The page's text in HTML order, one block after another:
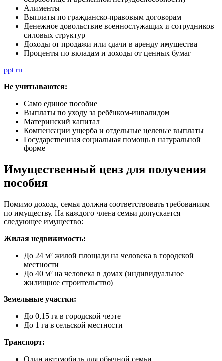
Алименты
Выплаты по гражданско-правовым договорам
Денежное довольствие военнослужащих и сотрудников
силовых структур
Доходы от продажи или сдачи в аренду имущества
Проценты по вкладам и доходы от ценных бумаг
ppt.ru
Не учитываются:
Само единое пособие
Выплаты по уходу за ребёнком-инвалидом
Материнский капитал
Компенсации ущерба и отдельные целевые выплаты
Государственная социальная помощь в натуральной
форме
Имущественный ценз для получения
пособия
Помимо дохода, семья должна соответствовать требованиям
по имуществу. На каждого члена семьи допускается
следующее имущество:
Жилая недвижимость:
До 24 м² жилой площади на человека в городской
местности
До 40 м² на человека в домах (индивидуальное
жилищное строительство)
Земельные участки:
До 0,15 га в городской черте
До 1 га в сельской местности
Транспорт:
Один автомобиль для обычной семьи